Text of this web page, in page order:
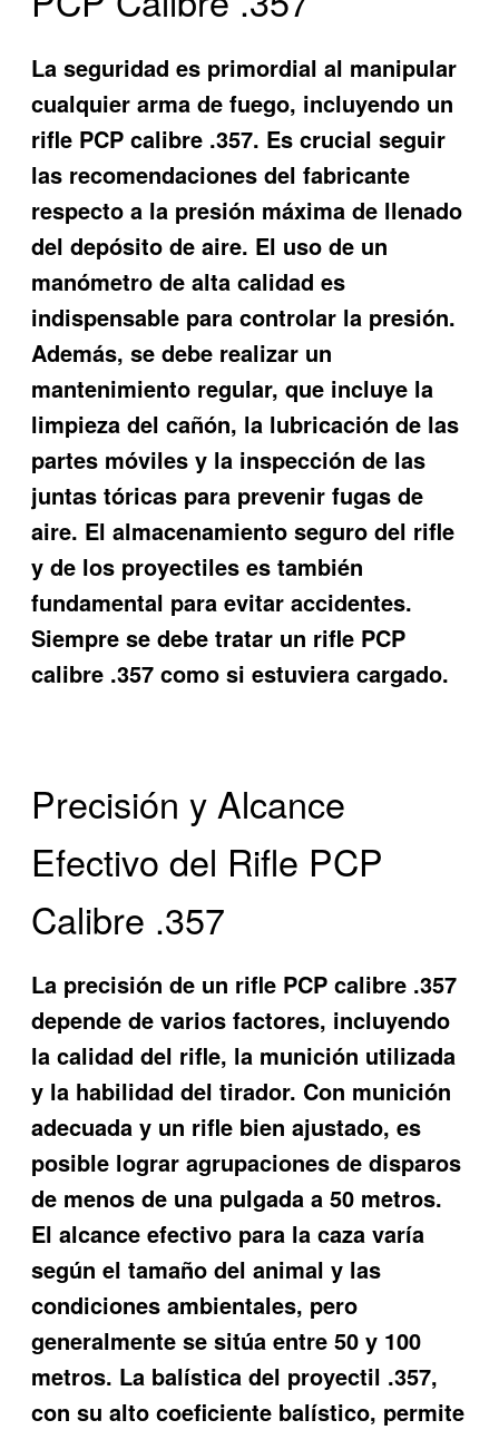
La seguridad es primordial al manipular
cualquier arma de fuego, incluyendo un
rifle PCP calibre .357. Es crucial seguir
las recomendaciones del fabricante
respecto a la presión máxima de llenado
del depósito de aire. El uso de un
manómetro de alta calidad es
indispensable para controlar la presión.
Además, se debe realizar un
mantenimiento regular, que incluye la
limpieza del cañón, la lubricación de las
partes móviles y la inspección de las
juntas tóricas para prevenir fugas de
aire. El almacenamiento seguro del rifle
y de los proyectiles es también
fundamental para evitar accidentes.
Siempre se debe tratar un rifle PCP
calibre .357 como si estuviera cargado.
Precisión y Alcance
Efectivo del Rifle PCP
Calibre .357
La precisión de un rifle PCP calibre .357
depende de varios factores, incluyendo
la calidad del rifle, la munición utilizada
y la habilidad del tirador. Con munición
adecuada y un rifle bien ajustado, es
posible lograr agrupaciones de disparos
de menos de una pulgada a 50 metros.
El alcance efectivo para la caza varía
según el tamaño del animal y las
condiciones ambientales, pero
generalmente se sitúa entre 50 y 100
metros. La balística del proyectil .357,
con su alto coeficiente balístico, permite